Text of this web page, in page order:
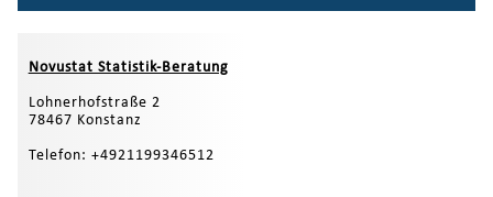
Novustat Statistik-Beratung
Lohnerhofstraße 2
78467 Konstanz
Telefon: +4921199346512